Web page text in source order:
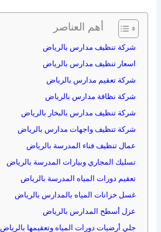
أهم العناصر
شركة تنظيف مدارس بالرياض
اسعار تنظيف مدارس بالرياض
شركة تعقيم مدارس بالرياض
شركة نظافة مدارس بالرياض
شركة تنظيف مدارس بالبخار بالرياض
شركة تنظيف واجهات مدارس بالرياض
عمال تنظيف فناء المدرسة بالرياض
تسليك المجاري وبيارات المدرسة بالرياض
تعقيم دورات المياه المدرسة بالرياض
غسل خزانات المياه بالمدارس بالرياض
عزل أسطح المدارس بالرياض
جلي أرضيات دورات المياه وتعقيمها بالرياض